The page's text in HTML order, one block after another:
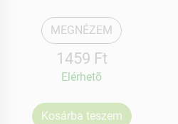
MEGNÉZEM
1459 Ft
Elérhetõ
Kosárba teszem